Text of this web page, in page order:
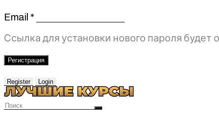
Email *Обязательно
Ссылка для установки нового пароля
Регистрация
Register Login